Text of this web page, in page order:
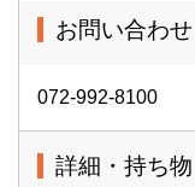
お問い合わせ
072-992-8100
詳細・持ち物